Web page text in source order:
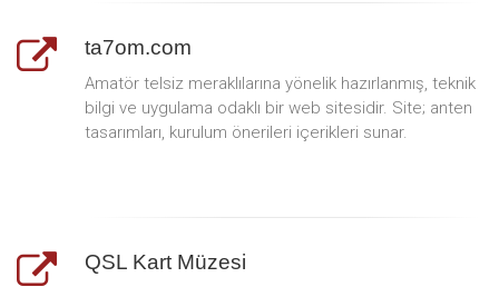
ta7om.com
Amatör telsiz meraklılarına yönelik hazırlanmış, teknik
bilgi ve uygulama odaklı bir web sitesidir. Site; anten
tasarımları, kurulum önerileri içerikleri sunar.
QSL Kart Müzesi